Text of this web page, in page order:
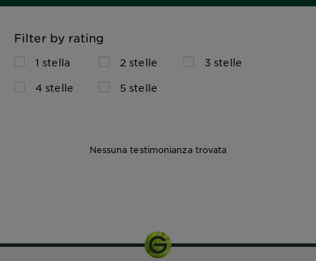
Filter by rating
1 stella 2 stelle
3 stelle
4 stelle
5 stelle
Nessuna testimonianza trovata